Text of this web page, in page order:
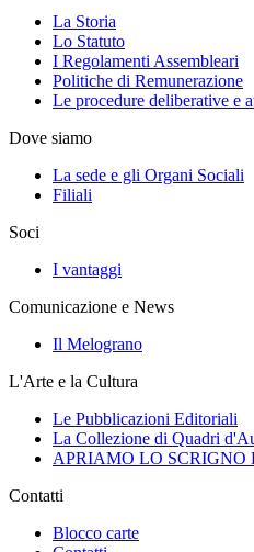
La Storia
Lo Statuto
I Regolamenti Assembleari
Politiche di Remunerazione
Le procedure deliberative e
Dove siamo
La sede e gli Organi Sociali
Filiali
Soci
I vantaggi
Comunicazione e News
Il Melograno
L'Arte e la Cultura
Le Pubblicazioni Editoriali
La Collezione di Quadri
APRIAMO LO
Contatti
Blocco carte